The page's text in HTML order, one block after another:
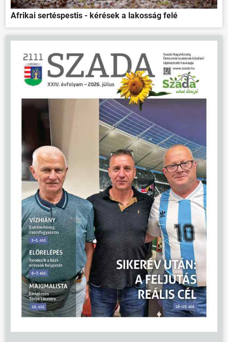
ÖNKORMÁNYZAT
ÜGYINTÉZÉS
KÖZÖSSÉG
HÍREK
VÁLASZTÁSOK
Afrikai sertéspestis - kérések a lakosság felé